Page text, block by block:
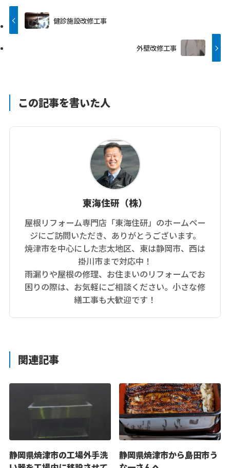
健診施設改修工事
外壁改修工事
この記事を書いた人
東海住研（株）
屋根リフォーム専門店「東海住研」のホームペー
ジにご訪問いただき、ありがとうございます。
焼津市を中心にした志太地区、東は静岡市、西は
掛川市まで対応中！
雨漏りや屋根の修理、お住まいのリフォームでお
困りの際は、お気軽にご相談ください。小さな修
繕工事も大歓迎です！
関連記事
静岡県焼津市の工場外手洗
静岡県焼津市から島田市う